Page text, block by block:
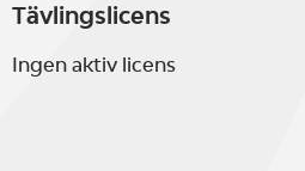
Tävlingslicens
Ingen aktiv licens